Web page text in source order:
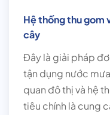
Hệ thống thu gom
cây
Đây là giải pháp
tận dụng nước
quan đô thị và hệ
tiêu chính là cung